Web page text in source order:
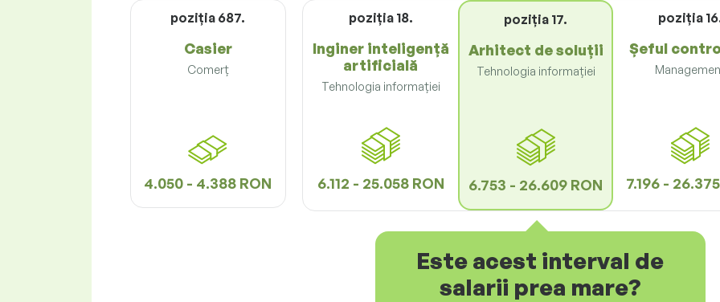
poziţia 687.
Casier
Comerț
4.050 - 4.388 RON
poziţia 18.
Inginer inteligență
artificială
Tehnologia informației
6.112 - 25.058 RON
poziţia 17.
Arhitect de soluții
Tehnologia informației
6.753 - 26.609 RON
poziţia
Șeful
7.196 -
Este acest interval de
salarii prea mare?